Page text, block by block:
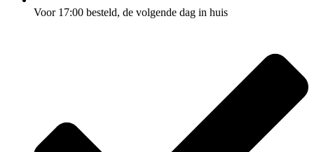
Voor 17:00 besteld, de volgende dag in huis